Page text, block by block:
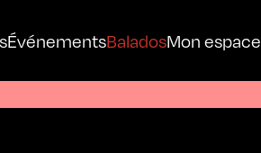
ÉvénementsBaladosMon espace